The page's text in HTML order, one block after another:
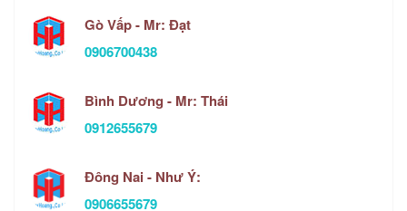
Gò Vấp - Mr: Đạt
0906700438
Bình Dương - Mr: Thái
0912655679
Đông Nai - Như Ý:
0906655679